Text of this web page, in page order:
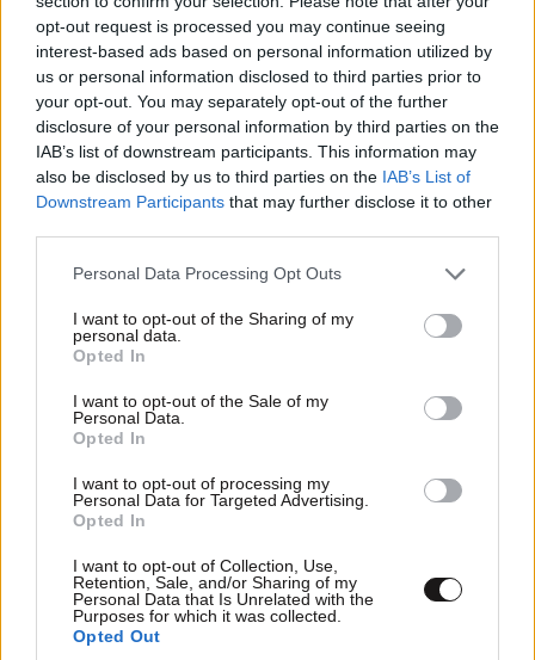
opt-out request is processed you may continue seeing
interest-based ads based on personal information utilized by
us or personal information disclosed to third parties prior to
your opt-out. You may separately opt-out of the further
disclosure of your personal information by third parties on the
IAB’s list of downstream participants. This information may
also be disclosed by us to third parties on the IAB’s List of
Downstream Participants that may further disclose it to other
Please note that this website/app uses one or more Google
not limited to your visit or usage behaviour. You may click to
grant or deny consent to Google and its third-party tags to
use your data for below specified purposes in below Google
consent section.
Personal Data Processing Opt Outs
I want to opt-out of the Sharing of my
personal data.
Opted In
I want to opt-out of the Sale of my
Personal Data.
Opted In
I want to opt-out of processing my
Personal Data for Targeted Advertising.
Opted In
I want to opt-out of Collection, Use,
Retention, Sale, and/or Sharing of my
Personal Data that Is Unrelated with the
Purposes for which it was collected.
Opted Out
KΛΕΩΝ 07·06·2026 21:15
O Manolo ειναι Μυκονο?
Απαντήστε
TRENDING
LIFESTYLE06·08·2026 12:46
Μαρία Κορινθίου: «Είμαι πιο ευτυχισμένη από